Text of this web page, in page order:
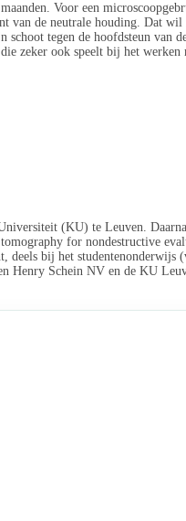
Voor een
van de neutrale houding. Dat
tegen de hoofdsteun
zeker ook speelt bij het werken
(KU) te Leuven.
for nondestructive
deels bij het
Henry Schein NV en de KU